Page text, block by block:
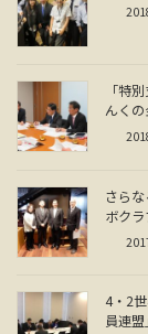
「特
んくの
さら
ボク
4・2
員連盟